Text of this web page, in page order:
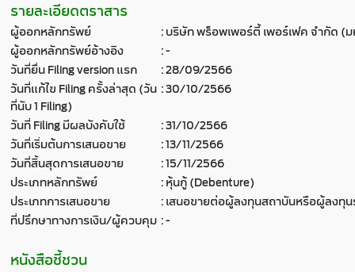
รายละเอียดตราสาร
ผู้ออกหลักทรัพย์ :บริษัท พร็อพเพอร์ตี้ เพอร์เฟค จำกัด (
ผู้ออกหลักทรัพย์อ้างอิง
:-
วันที่ยื่น Filing version แรก
:28/09/2566
วันที่แก้ไข Filing ครั้งล่าสุด (วัน
ที่นับ 1 Filing)
:30/10/2566
วันที่ Filing มีผลบังคับใช้
:31/10/2566
วันที่เริ่มต้นการเสนอขาย
:13/11/2566
วันที่สิ้นสุดการเสนอขาย
:15/11/2566
ประเภทหลักทรัพย์
:หุ้นกู้ (Debenture)
ประเภทการเสนอขาย
:เสนอขายต่อผู้ลงทุนสถาบันหรือผู้ลงทุ
ที่ปรึกษาทางการเงิน/ผู้ควบคุม :-
หนังสือชี้ชวน